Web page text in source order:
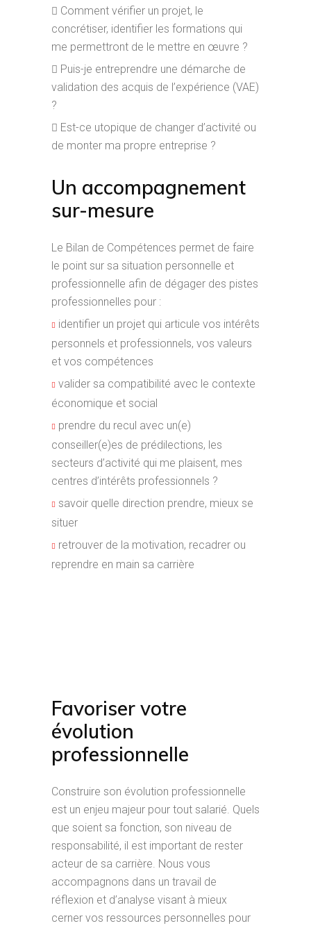
Comment vérifier un projet, le
concrétiser, identifier les formations qui
me permettront de le mettre en œuvre ?
Puis-je entreprendre une démarche de
validation des acquis de l’expérience (VAE)
?
Est-ce utopique de changer d’activité ou
de monter ma propre entreprise ?
Un accompagnement
sur-mesure
Le Bilan de Compétences permet de faire
le point sur sa situation personnelle et
professionnelle afin de dégager des pistes
professionnelles pour :
identifier un projet qui articule vos intérêts
personnels et professionnels, vos valeurs
et vos compétences
valider sa compatibilité avec le contexte
économique et social
prendre du recul avec un(e)
conseiller(e)es de prédilections, les
secteurs d’activité qui me plaisent, mes
centres d’intérêts professionnels ?
savoir quelle direction prendre, mieux se
situer
retrouver de la motivation, recadrer ou
reprendre en main sa carrière
Favoriser votre
évolution
professionnelle
Construire son évolution professionnelle
est un enjeu majeur pour tout salarié. Quels
que soient sa fonction, son niveau de
responsabilité, il est important de rester
acteur de sa carrière. Nous vous
accompagnons dans un travail de
réflexion et d’analyse visant à mieux
cerner vos ressources personnelles pour